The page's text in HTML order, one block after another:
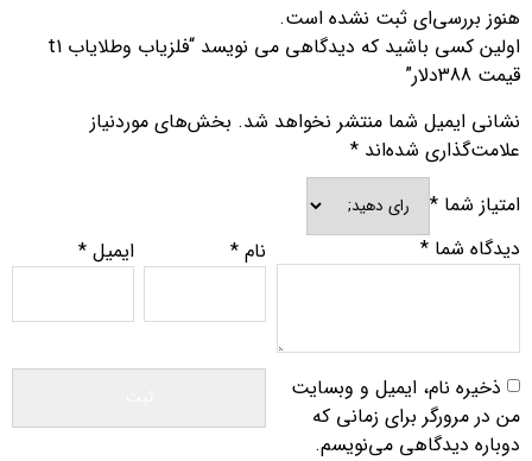
بررسی‌ای ثبت نشده است.
اولین کسی باشید که دیدگاهی می نویسد “فلزیاب وطلایاب t1
388دلار”
ایمیل شما منتشر نخواهد شد. بخش‌های موردنیاز
شده‌اند*
شما*
شما* نام* ایمیل*
ذخیره نام، ایمیل و وبسایت
در مرورگر برای زمانی که
دیدگاهی می‌نویسم.